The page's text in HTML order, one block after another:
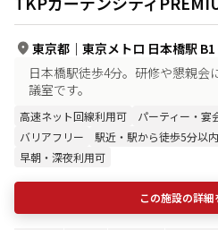
東京都 ｜ 東京メトロ 日本橋駅
日本橋駅徒歩4分。研修や懇親会
議室です。
高速ネット回線利用可 パーティー・宴
バリアフリー
駅近・駅から徒歩5分以内
早朝・深夜利用可
この施設の詳細